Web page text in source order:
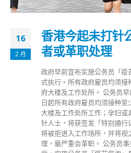
16
2 月
香港今起未打针
者或革职处理
政府早前宣布实施公务员「
式执行。所有政府雇员均须
府大楼及工作处所。 公务员
日起所有政府雇员均须接种
大楼及工作处所工作；孕妇
针人士，将获签发「特别通
将被拒进入工作场所，并将
理，最严重会革职。 公务员